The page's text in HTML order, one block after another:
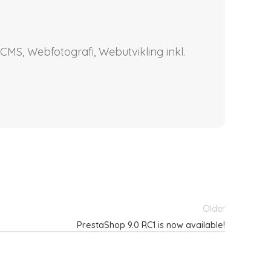
Webfotografi, Webutvikling inkl.
Older
PrestaShop 9.0 RC1 is now available!